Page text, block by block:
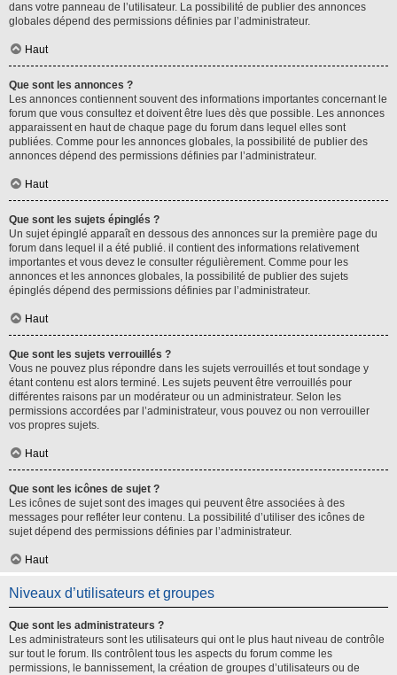
dans votre panneau de l’utilisateur. La possibilité de publier des annonces
globales dépend des permissions définies par l’administrateur.
Haut
Que sont les annonces ?
Les annonces contiennent souvent des informations importantes concernant le
forum que vous consultez et doivent être lues dès que possible. Les annonces
apparaissent en haut de chaque page du forum dans lequel elles sont
publiées. Comme pour les annonces globales, la possibilité de publier des
annonces dépend des permissions définies par l’administrateur.
Haut
Que sont les sujets épinglés ?
Un sujet épinglé apparaît en dessous des annonces sur la première page du
forum dans lequel il a été publié. il contient des informations relativement
importantes et vous devez le consulter régulièrement. Comme pour les
annonces et les annonces globales, la possibilité de publier des sujets
épinglés dépend des permissions définies par l’administrateur.
Haut
Que sont les sujets verrouillés ?
Vous ne pouvez plus répondre dans les sujets verrouillés et tout sondage y
étant contenu est alors terminé. Les sujets peuvent être verrouillés pour
différentes raisons par un modérateur ou un administrateur. Selon les
permissions accordées par l’administrateur, vous pouvez ou non verrouiller
vos propres sujets.
Haut
Que sont les icônes de sujet ?
Les icônes de sujet sont des images qui peuvent être associées à des
messages pour refléter leur contenu. La possibilité d’utiliser des icônes de
sujet dépend des permissions définies par l’administrateur.
Haut
Niveaux d’utilisateurs et groupes
Que sont les administrateurs ?
Les administrateurs sont les utilisateurs qui ont le plus haut niveau de contrôle
sur tout le forum. Ils contrôlent tous les aspects du forum comme les
permissions, le bannissement, la création de groupes d’utilisateurs ou de